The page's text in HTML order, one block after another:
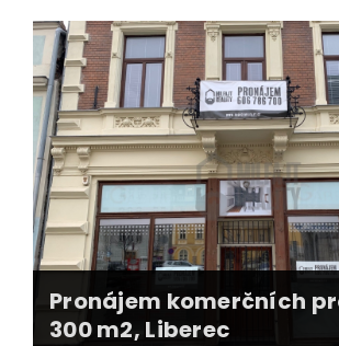
profesionální foto + virtuální
online + offline prodejní
kooperace při financování
kupní smlouvy, advokátní
předání nemovitosti, přehlášení
u správce
Pronájem komerčních
300 m2, Liberec